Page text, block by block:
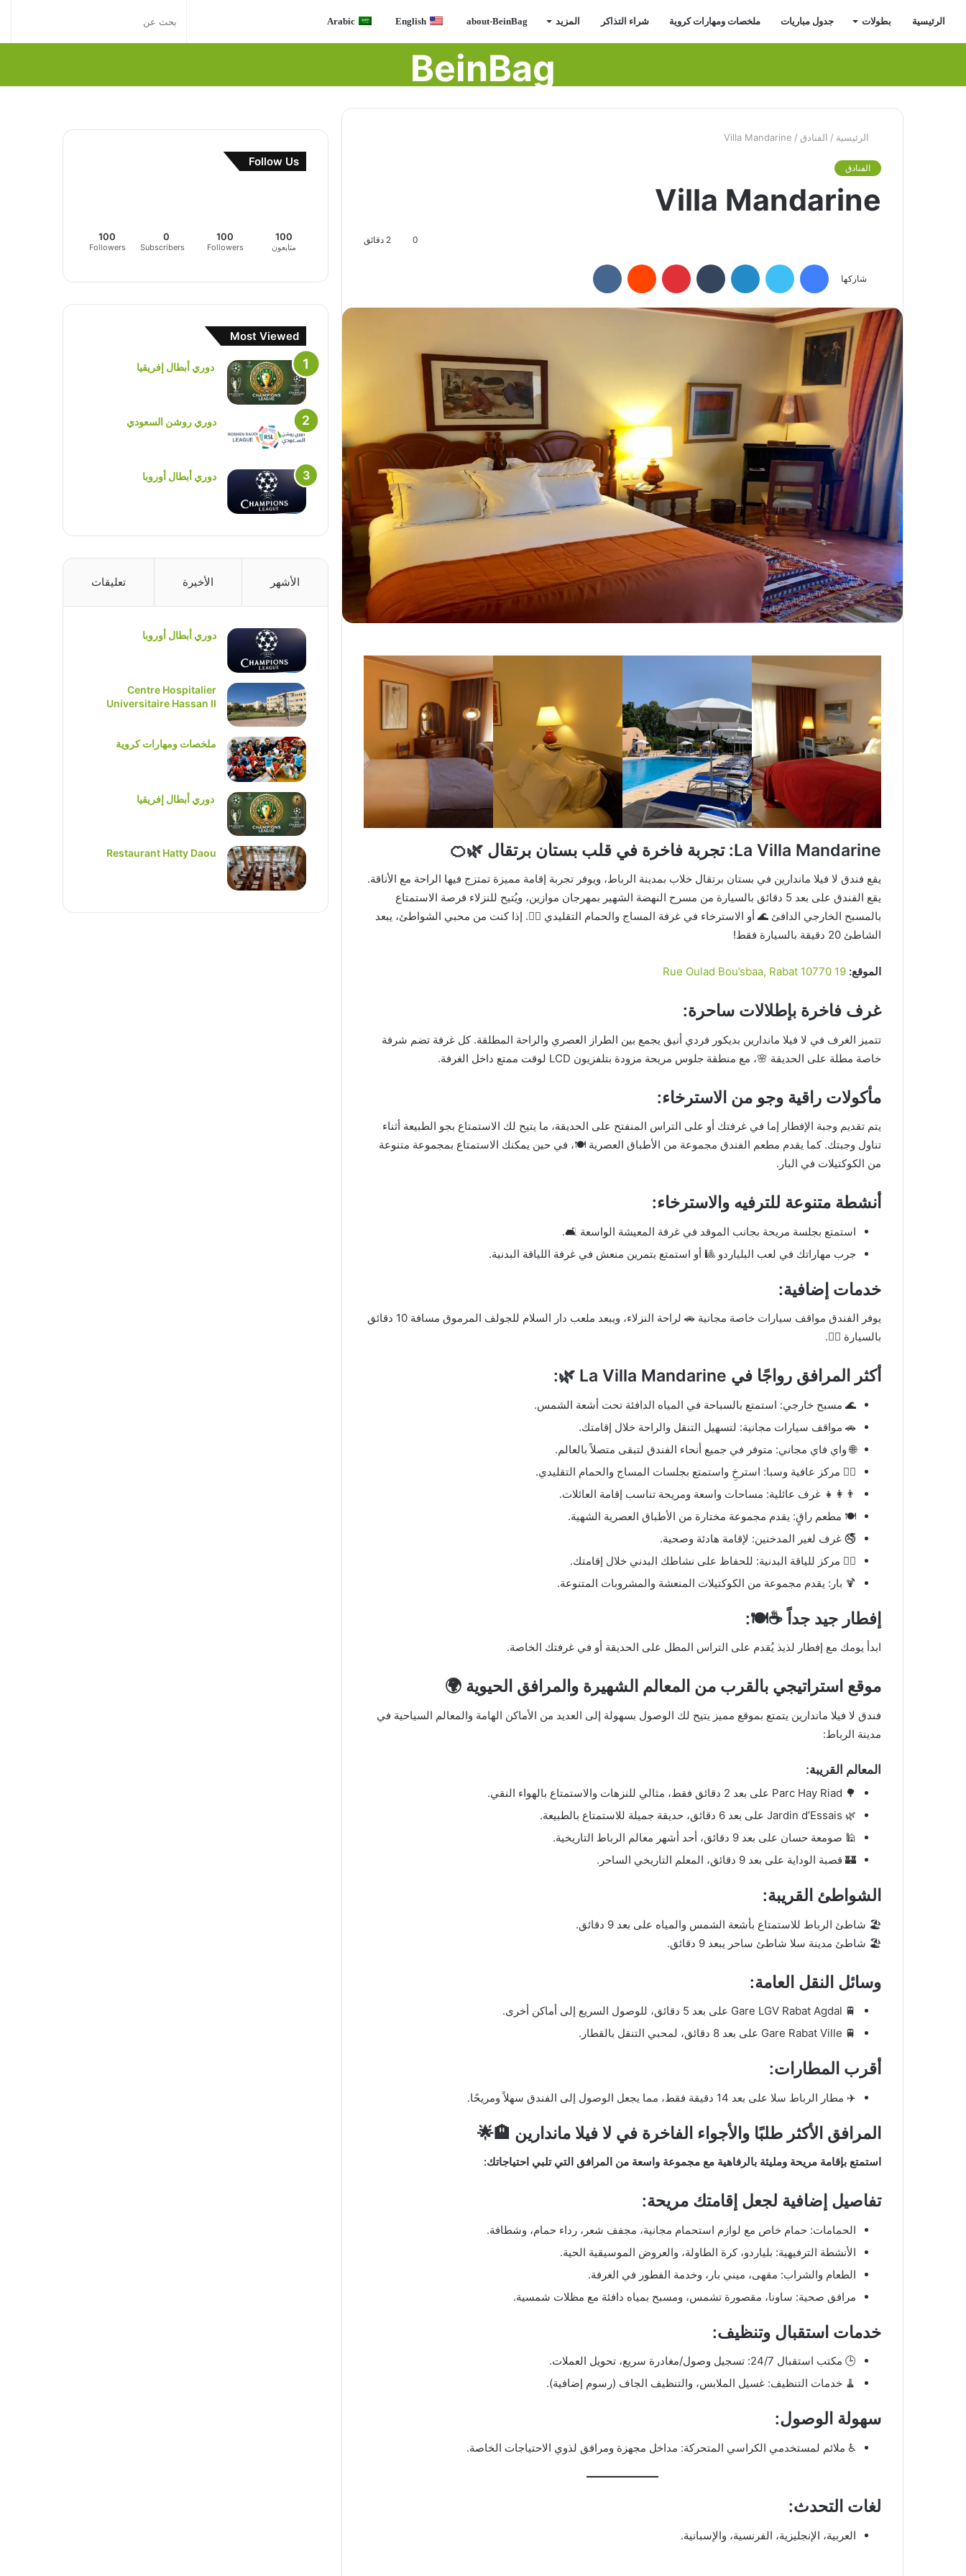
الرئيسية بطولات جدول مباريات ملخصات ومهارات كروية شراء التذاكر المزيد about-BeinBag
English
Arabic إضافة
BeinBag
الرئيسية / الفنادق /
Villa Mandarine
الفنادق
Villa Mandarine
0
شاركها
فيسبوك تويتر لينكدإن بينتيريست
La Villa Mandarine: تجربة فاخرة في قلب بستان برتقال 🌿🍊
يقع فندق لا فيلا ماندارين في بستان برتقال خلاب بمدينة الرباط، ويوفر تجربة إقامة مميزة تمتزج فيها الراحة مع الأناقة.
يقع الفندق على بعد 5 دقائق بالسيارة من مسرح النهضة الشهير بمهرجان موازين، ويُتيح للنزلاء فرصة الاستمتاع
بالمسبح الخارجي الدافئ 🌊 أو الاسترخاء في غرفة المساج والحمام التقليدي 🧖‍♀️. إذا كنت من محبي الشواطئ، يبعد
الشاطئ 20 دقيقة بالسيارة فقط!
الموقع: 19 Rue Oulad Bou’sbaa, Rabat 10770
غرف فاخرة بإطلالات ساحرة:
تتميز الغرف في لا فيلا ماندارين بديكور فردي أنيق يجمع بين الطراز العصري والراحة المطلقة. كل غرفة تضم شرفة
خاصة مطلة على الحديقة 🌸، مع منطقة جلوس مريحة مزودة بتلفزيون LCD لوقت ممتع داخل الغرفة.
مأكولات راقية وجو من الاسترخاء:
يتم تقديم وجبة الإفطار إما في غرفتك أو على التراس المنفتح على الحديقة، ما يتيح لك الاستمتاع بجو الطبيعة أثناء
تناول وجبتك. كما يقدم مطعم الفندق مجموعة من الأطباق العصرية 🍽️، في حين يمكنك الاستمتاع بمجموعة متنوعة
من الكوكتيلات في البار.
أنشطة متنوعة للترفيه والاسترخاء:
استمتع بجلسة مريحة بجانب الموقد في غرفة المعيشة الواسعة 🛋️.
جرب مهاراتك في لعب البلياردو 🎱 أو استمتع بتمرين منعش في غرفة اللياقة البدنية.
خدمات إضافية:
يوفر الفندق مواقف سيارات خاصة مجانية 🚗 لراحة النزلاء، ويبعد ملعب دار السلام للجولف المرموق مسافة 10 دقائق
بالسيارة 🏌️‍♂️.
أكثر المرافق رواجًا في La Villa Mandarine 🌿:
🌊 مسبح خارجي: استمتع بالسباحة في المياه الدافئة تحت أشعة الشمس.
🚗 مواقف سيارات مجانية: لتسهيل التنقل والراحة خلال إقامتك.
🌐 واي فاي مجاني: متوفر في جميع أنحاء الفندق لتبقى متصلاً بالعالم.
💆‍♂️ مركز عافية وسبا: استرخِ واستمتع بجلسات المساج والحمام التقليدي.
👨‍👩‍👧 غرف عائلية: مساحات واسعة ومريحة تناسب إقامة العائلات.
🍽️ مطعم راقٍ: يقدم مجموعة مختارة من الأطباق العصرية الشهية.
🚭 غرف لغير المدخنين: لإقامة هادئة وصحية.
🏋️‍♂️ مركز للياقة البدنية: للحفاظ على نشاطك البدني خلال إقامتك.
🍹 بار: يقدم مجموعة من الكوكتيلات المنعشة والمشروبات المتنوعة.
إفطار جيد جداً☕🍽️:
ابدأ يومك مع إفطار لذيذ يُقدم على التراس المطل على الحديقة أو في غرفتك الخاصة.
موقع استراتيجي بالقرب من المعالم الشهيرة والمرافق الحيوية 🌍
فندق لا فيلا ماندارين يتمتع بموقع مميز يتيح لك الوصول بسهولة إلى العديد من الأماكن الهامة والمعالم السياحية في
مدينة الرباط:
المعالم القريبة:
🌳 Parc Hay Riad على بعد 2 دقائق فقط، مثالي للنزهات والاستمتاع بالهواء النقي.
🌿 Jardin d’Essais على بعد 6 دقائق، حديقة جميلة للاستمتاع بالطبيعة.
🕌 صومعة حسان على بعد 9 دقائق، أحد أشهر معالم الرباط التاريخية.
🏰 قصبة الوداية على بعد 9 دقائق، المعلم التاريخي الساحر.
الشواطئ القريبة:
🏖️ شاطئ الرباط للاستمتاع بأشعة الشمس والمياه على بعد 9 دقائق.
🏖️ شاطئ مدينة سلا شاطئ ساحر يبعد 9 دقائق.
وسائل النقل العامة:
🚆 Gare LGV Rabat Agdal على بعد 5 دقائق، للوصول السريع إلى أماكن أخرى.
🚆 Gare Rabat Ville على بعد 8 دقائق، لمحبي التنقل بالقطار.
أقرب المطارات:
✈️ مطار الرباط سلا على بعد 14 دقيقة فقط، مما يجعل الوصول إلى الفندق سهلاً ومريحًا.
المرافق الأكثر طلبًا والأجواء الفاخرة في لا فيلا ماندارين 🏨🌟
استمتع بإقامة مريحة ومليئة بالرفاهية مع مجموعة واسعة من المرافق التي تلبي احتياجاتك:
تفاصيل إضافية لجعل إقامتك مريحة:
الحمامات: حمام خاص مع لوازم استحمام مجانية، مجفف شعر، رداء حمام، وشطافة.
الأنشطة الترفيهية: بلياردو، كرة الطاولة، والعروض الموسيقية الحية.
الطعام والشراب: مقهى، ميني بار، وخدمة الفطور في الغرفة.
مرافق صحية: ساونا، مقصورة تشمس، ومسبح بمياه دافئة مع مظلات شمسية.
خدمات استقبال وتنظيف:
🕒 مكتب استقبال 24/7: تسجيل وصول/مغادرة سريع، تحويل العملات.
🧹 خدمات التنظيف: غسيل الملابس، والتنظيف الجاف (رسوم إضافية).
سهولة الوصول:
♿ ملائم لمستخدمي الكراسي المتحركة: مداخل مجهزة ومرافق لذوي الاحتياجات الخاصة.
لغات التحدث:
العربية، الإنجليزية، الفرنسية، والإسبانية.
Follow Us
100
متابعون
100
Followers
0
Subscribers
100
Followers
Most Viewed
دوري أبطال إفريقيا
دوري روشن السعودي
دوري أبطال أوروبا
الأشهر الأخيرة تعليقات
دوري أبطال أوروبا
Centre Hospitalier
Universitaire Hassan II
ملخصات ومهارات كروية
دوري أبطال إفريقيا
Restaurant Hatty Daou